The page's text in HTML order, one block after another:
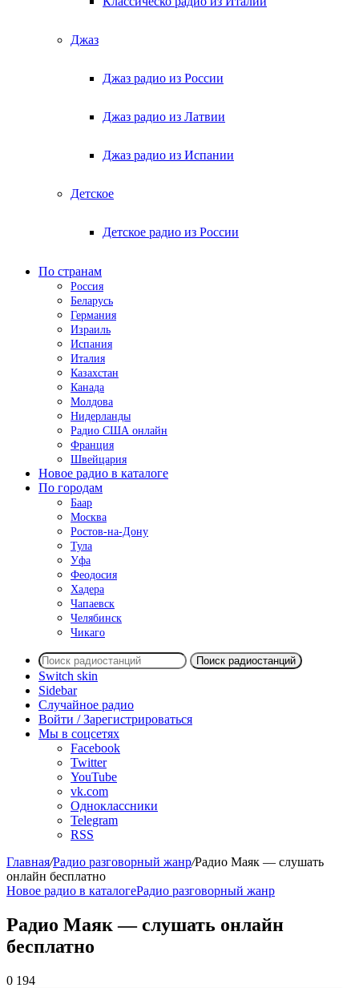
Джаз
Джаз радио из России
Джаз радио из Латвии
Джаз радио из Испании
Детское
Детское радио из России
По странам
Россия
Беларусь
Германия
Израиль
Испания
Италия
Казахстан
Канада
Молдова
Нидерланды
Радио США онлайн
Франция
Швейцария
Новое радио в каталоге
По городам
Баар
Москва
Ростов-на-Дону
Тула
Уфа
Феодосия
Хадера
Чапаевск
Челябинск
Чикаго
Поиск радиостанций
Switch skin
Sidebar
Случайное радио
Войти / Зарегистрироваться
Мы в соцсетях
Facebook
Twitter
YouTube
vk.com
Одноклассники
Telegram
RSS
Главная/Радио разговорный жанр/Радио Маяк — слушать
онлайн бесплатно
Новое радио в каталогеРадио разговорный жанр
Радио Маяк — слушать онлайн
бесплатно
0 194